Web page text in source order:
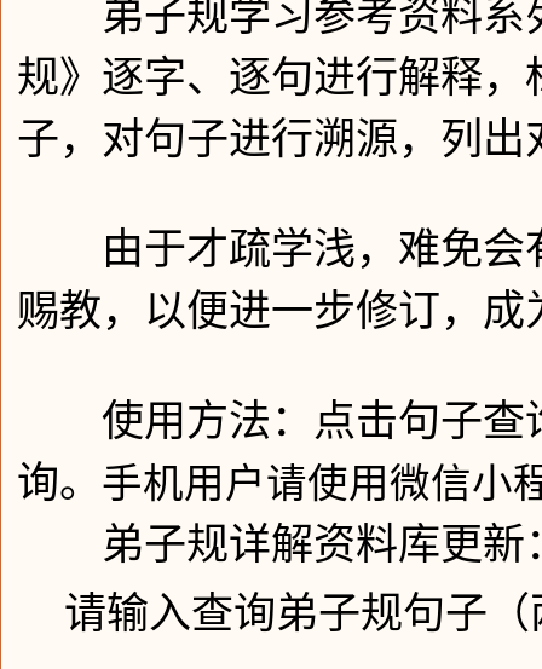
弟子规学习参考资料系
规》逐字、逐句进行解释
子，对句子进行溯源，列
由于才疏学浅，难免会
赐教，以便进一步修订，
使用方法：点击句子查
询。 手机用户请使用微信小
弟子规详解资料库更新
请输入查询弟子规句子